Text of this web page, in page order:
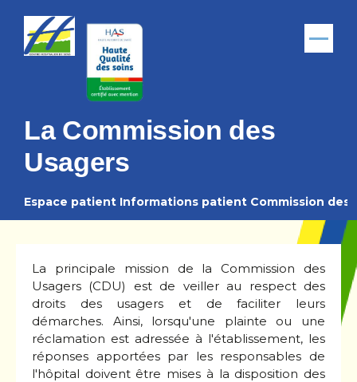
Menu
La Commission des
Usagers
Fil
Espace patient Informations patient Commission des
La principale mission de la Commission des
Usagers (CDU) est de veiller au respect des
droits des usagers et de faciliter leurs
démarches. Ainsi, lorsqu'une plainte ou une
réclamation est adressée à l'établissement, les
réponses apportées par les responsables de
l'hôpital doivent être mises à la disposition des